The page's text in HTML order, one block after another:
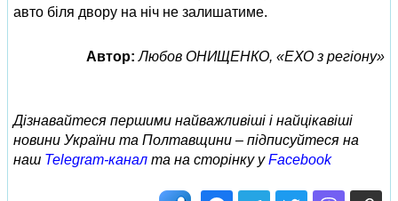
авто біля двору на ніч не залишатиме.
Автор: Любов ОНИЩЕНКО, «ЕХО з регіону»
Дізнавайтеся першими найважливіші і найцікавіші
новини України та Полтавщини – підписуйтеся на
наш Telegram-канал та на сторінку уFacebook